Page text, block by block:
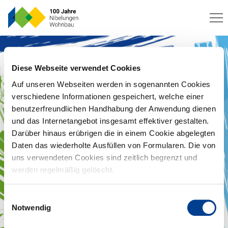
Diese Webseite verwendet Cookies
Auf unseren Webseiten werden in sogenannten Cookies
verschiedene Informationen gespeichert, welche einer
benutzerfreundlichen Handhabung der Anwendung dienen
und das Internetangebot insgesamt effektiver gestalten.
Darüber hinaus erübrigen die in einem Cookie abgelegten
Daten das wiederholte Ausfüllen von Formularen. Die von
uns verwendeten Cookies sind zeitlich begrenzt und
werden regelmäßig gelöscht.
Einwilligungsauswahl
Notwendig
Betriebsruhe am 27.06.25